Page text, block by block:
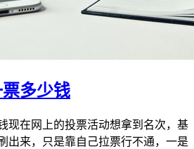
多少钱
现在网上的投票活动想拿到名次，基
出来，只是靠自己拉票行不通，一是